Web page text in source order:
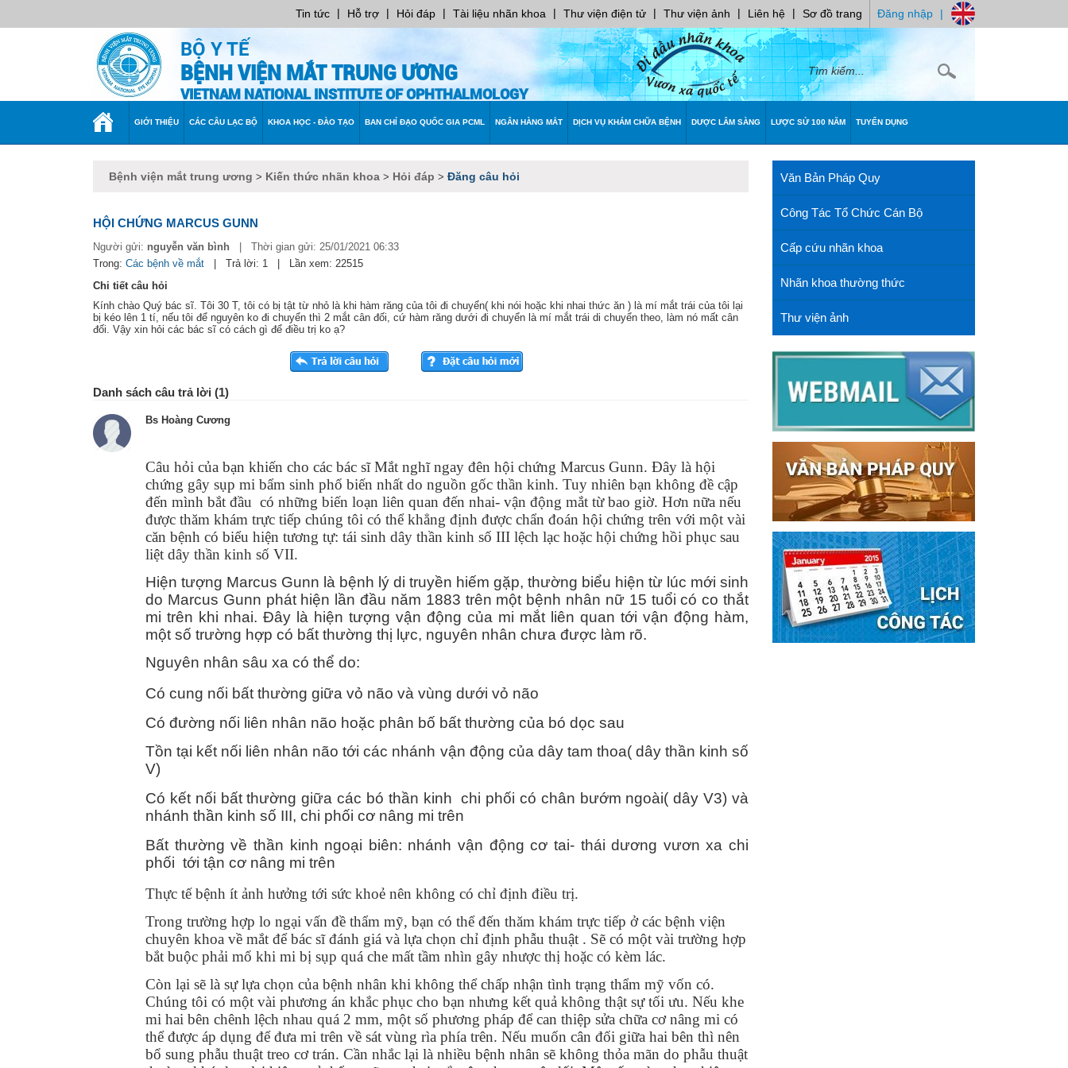
Tin tức | Hỗ trợ | Hỏi đáp | Tài liệu nhãn khoa | Thư viện điện tử | Thư viện ảnh | Liên hệ | Sơ đồ trang Đăng nhập |
BỘ Y TẾ
BỆNH VIỆN MẮT TRUNG ƯƠNG
VIETNAM NATIONAL INSTITUTE OF OPHTHALMOLOGY
TRANG GIỚI THIỆU CÁC CÂU LẠC BỘ KHOA HỌC - ĐÀO TẠO BAN CHỈ ĐẠO QUỐC GIA PCML NGÂN HÀNG MẮT DỊCH VỤ KHÁM CHỮA BỆNH DƯỢC LÂM SÀNG LƯỢC SỬ 100 NĂM TUYỂN DỤNG
Bệnh viện mắt trung ương > Kiến thức nhãn khoa > Hỏi đáp > Đăng câu hỏi
HỘI CHỨNG MARCUS GUNN
Người gửi: nguyễn văn bình Thời gian gửi: 25/01/2021 06:33
Trong: Các bệnh về mắt Trả lời: 1
Lần xem: 22515
Chi tiết câu hỏi
Kính chào Quý bác sĩ. Tôi 30 T, tôi có bị tật từ nhỏ là khi hàm răng của tôi đi chuyển( khi nói hoặc khi nhai thức ăn ) là mí mắt trái của tôi lại
bị kéo lên 1 tí, nếu tôi để nguyên ko đi chuyển thì 2 mắt cân đối, cứ hàm răng dưới đi chuyển là mí mắt trái di chuyển theo, làm nó mất cân
đối. Vậy xin hỏi các bác sĩ có cách gì để điều trị ko ạ?
Danh sách câu trả lời (1)
Bs Hoàng Cương
Câu hỏi của bạn khiến cho các bác sĩ Mắt nghĩ ngay đên hội chứng Marcus Gunn. Đây là hội
chứng gây sụp mi bẩm sinh phổ biến nhất do nguồn gốc thần kinh. Tuy nhiên bạn không đề cập
đến mình bắt đầu có những biến loạn liên quan đến nhai- vận động mắt từ bao giờ. Hơn nữa nếu
được thăm khám trực tiếp chúng tôi có thể khẳng định được chẩn đoán hội chứng trên với một vài
căn bệnh có biểu hiện tương tự: tái sinh dây thần kinh số III lệch lạc hoặc hội chứng hồi phục sau
liệt dây thần kinh số VII.
Hiện tượng Marcus Gunn là bệnh lý di truyền hiếm gặp, thường biểu hiện từ lúc mới sinh
do Marcus Gunn phát hiện lần đầu năm 1883 trên một bệnh nhân nữ 15 tuổi có co thắt
mi trên khi nhai. Đây là hiện tượng vận động của mi mắt liên quan tới vận động hàm,
một số trường hợp có bất thường thị lực, nguyên nhân chưa được làm rõ.
Nguyên nhân sâu xa có thể do:
Có cung nối bất thường giữa vỏ não và vùng dưới vỏ não
Có đường nối liên nhân não hoặc phân bố bất thường của bó dọc sau
Tồn tại kết nối liên nhân não tới các nhánh vận động của dây tam thoa( dây thần kinh số
V)
Có kết nối bất thường giữa các bó thần kinh chi phối có chân bướm ngoài( dây V3) và
nhánh thần kinh số III, chi phối cơ nâng mi trên
Bất thường về thần kinh ngoại biên: nhánh vận động cơ tai- thái dương vươn xa chi
phối tới tận cơ nâng mi trên
Thực tế bệnh ít ảnh hưởng tới sức khoẻ nên không có chỉ định điều trị.
Trong trường hợp lo ngại vấn đề thẩm mỹ, bạn có thể đến thăm khám trực tiếp ở các bệnh viện
chuyên khoa về mắt để bác sĩ đánh giá và lựa chọn chỉ định phẫu thuật . Sẽ có một vài trường hợp
bắt buộc phải mổ khi mi bị sụp quá che mất tầm nhìn gây nhược thị hoặc có kèm lác.
Còn lại sẽ là sự lựa chọn của bệnh nhân khi không thể chấp nhận tình trạng thẩm mỹ vốn có.
Chúng tôi có một vài phương án khắc phục cho bạn nhưng kết quả không thật sự tối ưu. Nếu khe
mi hai bên chênh lệch nhau quá 2 mm, một số phương pháp để can thiệp sửa chữa cơ nâng mi có
thể được áp dụng để đưa mi trên về sát vùng rìa phía trên. Nếu muốn cân đối giữa hai bên thì nên
bổ sung phẫu thuật treo cơ trán. Cần nhắc lại là nhiều bệnh nhân sẽ không thỏa mãn do phẫu thuật
Văn Bản Pháp Quy
Công Tác Tổ Chức Cán Bộ
Cấp cứu nhãn khoa
Nhãn khoa thường thức
Thư viện ảnh